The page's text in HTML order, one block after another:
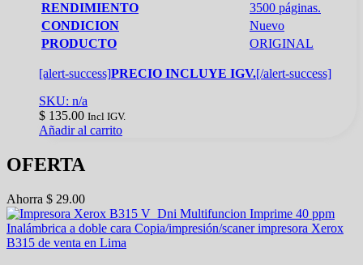
RENDIMIENTO
3500 páginas.
CONDICION
Nuevo
PRODUCTO
ORIGINAL
[alert-success]PRECIO INCLUYE IGV.[/alert-success]
SKU: n/a
$ 135.00 Incl IGV.
Añadir al carrito
OFERTA
Ahorra $ 29.00